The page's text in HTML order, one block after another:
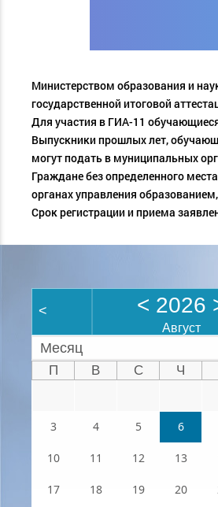
Министерством образования и
государственной итоговой
Для участия в ГИА-11
Выпускники прошлых лет,
могут подать в муниципальных
Граждане без определенного
органах управления
Срок регистрации и приема
< < 2026
Август
Месяц
П В С Ч
3 4 5 6
10 11 12 13
17 18 19 20